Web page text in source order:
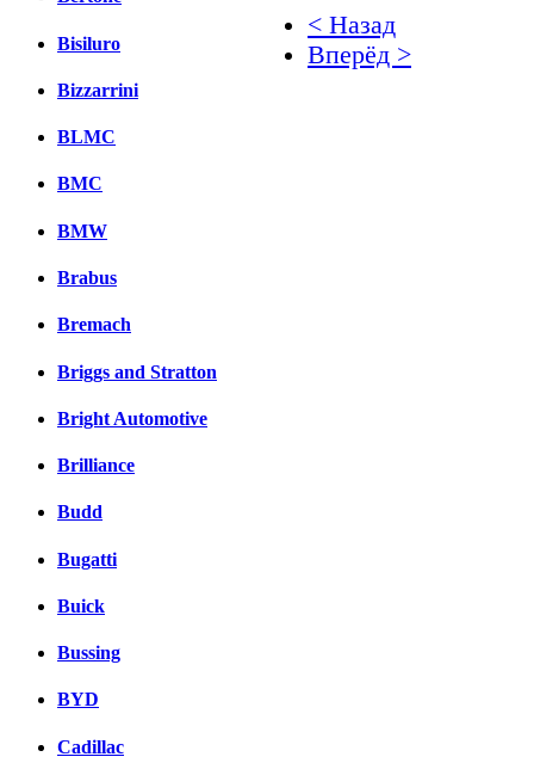
Bisiluro
Bizzarrini
BLMC
BMC
BMW
Brabus
Bremach
Briggs and Stratton
Bright Automotive
Brilliance
Budd
Bugatti
Buick
Bussing
BYD
Cadillac
< Назад
Вперёд >